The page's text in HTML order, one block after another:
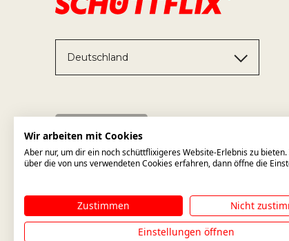
Deutschland
Wir arbeiten mit Cookies
Aber nur, um dir ein noch schüttflixigeres Website-Erlebnis zu
über die von uns verwendeten Cookies erfahren, dann öffne die
Zustimmen
Nicht
Einstellungen öffnen